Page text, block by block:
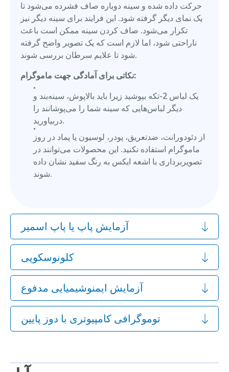
حرکت داده شده و سینه دوباره صاف فشرده می‌شود تا
یک نمای دیگر گرفته شود. این فرایند برای سینه دیگر نیز
تکرار می‌شود. صاف کردن سینه ممکن است باعث
ناراحتی شود، اما لازم است که یک تصویر واضح گرفته
شود تا علایم سرطان بررسی شوند.
نکاتی برای آمادگی جهت ماموگرام:
یک لباس 2-تکه بپوشید زیرا باید بالاپوش، سینه‌بند و
دیگر لباس‌هایی که سینه شما را می‌‌پوشانند را
دربیاورید.
از دئودورانت، ضدتعریق، پودر، لوسیون یا پماد در روز
ماموگرام استفاده نکنید. این محصولات می‌توانند در
تصویربرداری با اشعه ایکس به رنگ سفید نشان داده
شوند.
آزمایش پاپ یا پاپ اسمیر
کلونوسکوپی
آزمایش ایمنوشیمیایی مدفوع
توموگرافی کامپیوتری با دوز پایین